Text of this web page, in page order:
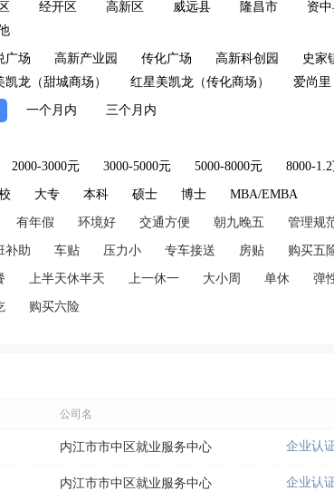
经开区 高新区 威远县 隆昌市 资
广场 高新产业园 传化广场 高新科创园 史家
凯龙（甜城商场） 红星美凯龙（传化商场） 爱尚里
一个月内 三个月内
2000-3000元 3000-5000元 5000-8000元 8000-
大专 本科 硕士 博士 MBA/EMBA
有年假 环境好 交通方便 朝九晚五 管理规
补助 车贴 压力小 专车接送 房贴 购买五
上半天休半天 上一休一 大小周 单休 弹
购买六险
公司名
内江市市中区就业服务中心 企业认
内江市市中区就业服务中心 企业认